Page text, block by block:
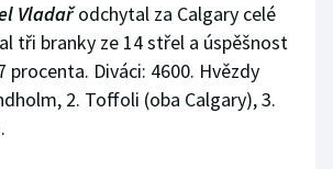
Vladařodchytal za Calgary celé
tři branky ze 14 střel a úspěšnost
procenta. Diváci: 4600. Hvězdy
2. Toffoli (oba Calgary), 3.